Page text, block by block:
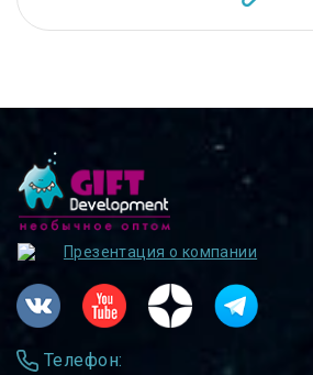
Презентация о компании
Телефон: